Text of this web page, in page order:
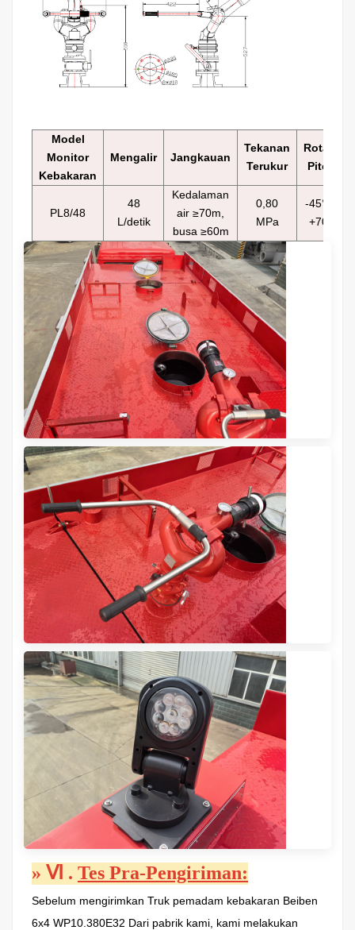
Model
Monitor
Kebakaran
Mengalir Jangkauan
Tekanan
Terukur
Rotasi
Pitch
PL8/48
48
L/detik
Kedalaman
air ≥70m,
busa ≥60m
0,80
MPa
-45°～
+70°
» Ⅵ . Tes Pra-Pengiriman:
Sebelum mengirimkan Truk pemadam kebakaran Beiben
6x4 WP10.380E32 Dari pabrik kami, kami melakukan